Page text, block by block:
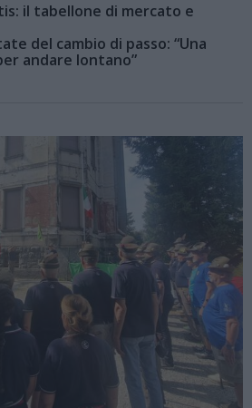
il tabellone di mercato e
del cambio di passo: “Una
andare lontano”